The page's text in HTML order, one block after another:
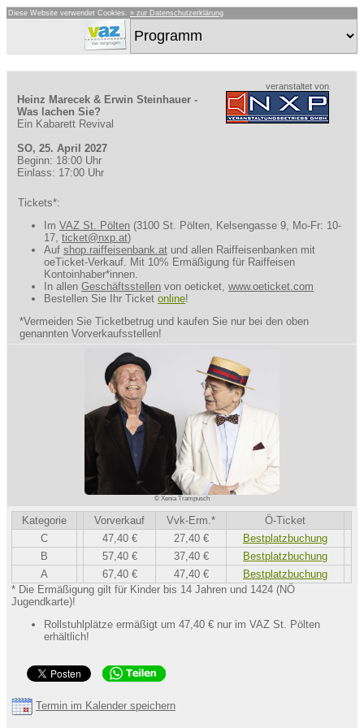
Diese Website verwendet Cookies. » zur Datenschutzerklärung
Heinz Marecek & Erwin Steinhauer -
Was lachen Sie?
Ein Kabarett Revival
SO, 25. April 2027
Beginn: 18:00 Uhr
Einlass: 17:00 Uhr
veranstaltet von
Tickets*:
Im VAZ St. Pölten (3100 St. Pölten, Kelsengasse 9, Mo-Fr: 10-
17, ticket@nxp.at)
Auf shop.raiffeisenbank.at und allen Raiffeisenbanken mit
oeTicket-Verkauf. Mit 10% Ermäßigung für Raiffeisen
Kontoinhaber*innen.
In allen Geschäftsstellen von oeticket, www.oeticket.com
Bestellen Sie Ihr Ticket online!
*Vermeiden Sie Ticketbetrug und kaufen Sie nur bei den oben
genannten Vorverkaufsstellen!
© Xenia Trampusch
Kategorie Vorverkauf Vvk-Erm.*
Ö-Ticket
C
47,40 € 27,40 €
Bestplatzbuchung
B
57,40 € 37,40 €
Bestplatzbuchung
A
67,40 € 47,40 €
Bestplatzbuchung
* Die Ermäßigung gilt für Kinder bis 14 Jahren und 1424 (NÖ
Jugendkarte)!
Rollstuhlplätze ermäßigt um 47,40 € nur im VAZ St. Pölten
erhältlich!
Termin im Kalender speichern